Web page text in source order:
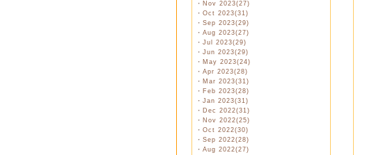
・ Nov 2023(27)
・ Oct 2023(31)
・ Sep 2023(29)
・ Aug 2023(27)
・ Jul 2023(29)
・ Jun 2023(29)
・ May 2023(24)
・ Apr 2023(28)
・ Mar 2023(31)
・ Feb 2023(28)
・ Jan 2023(31)
・ Dec 2022(31)
・ Nov 2022(25)
・ Oct 2022(30)
・ Sep 2022(28)
・ Aug 2022(27)